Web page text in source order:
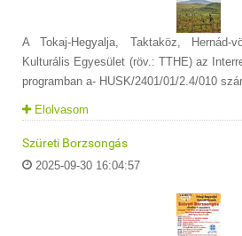
A Tokaj-Hegyalja, Taktaköz, Hernád-
Kulturális Egyesület (röv.: TTHE) az
programban a- HUSK/2401/01/2.4/010
Elolvasom
Szüreti Borzsongás
2025-09-30 16:04:57